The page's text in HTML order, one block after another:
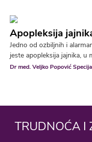
Apopleksija
Jedno od ozbiljnih i
jeste apopleksija jajnika,
Dr med. Veljko Popović
TRUDNOĆA I